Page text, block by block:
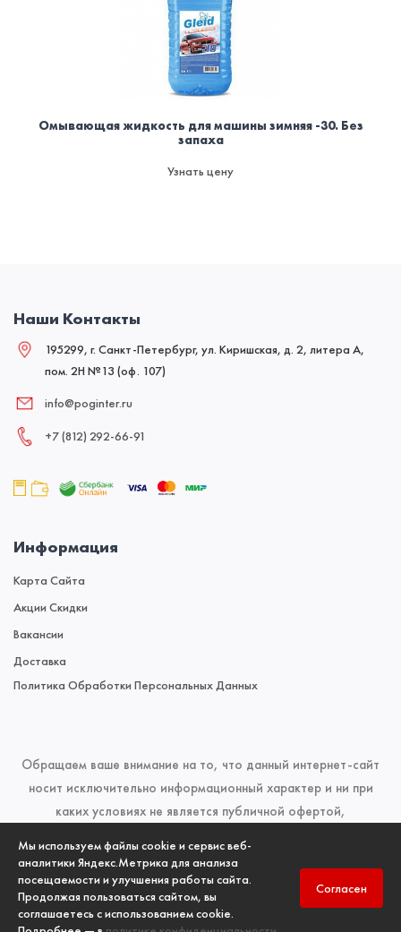
Мы используем файлы cookie и сервис веб-
аналитики Яндекс.Метрика для анализа
посещаемости и улучшения работы сайта.
Продолжая пользоваться сайтом, вы
соглашаетесь с использованием cookie.
Согласен
Омывающая жидкость для машины зимняя -30. Без
запаха
Узнать цену
Наши Контакты
195299, г. Санкт-Петербург, ул. Киришская, д. 2, литера А,
пом. 2Н №13 (оф. 107)
info@poginter.ru
+7 (812) 292‑66‑91
Информация
Карта Сайта
Акции Скидки
Вакансии
Доставка
Политика Обработки Персональных Данных
Обращаем ваше внимание на то, что данный интернет-сайт
носит исключительно информационный характер и ни при
каких условиях не является публичной офертой,
кодекса Российской Федерации. Для получения подробной
информации о наличии и стоимости указанных товаров и
(или) услуг, пожалуйста, обращайтесь к менеджерам отдела
продаж по телефонам, указанным в разделе